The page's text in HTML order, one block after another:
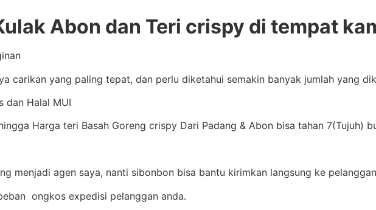
Abon dan Teri crispy di tempat
carikan yang paling tepat, dan perlu diketahui semakin banyak jumlah yang
dan Halal MUI
Harga teri Basah Goreng crispy Dari Padang & Abon bisa tahan 7(Tujuh)
menjadi agen saya, nanti sibonbon bisa bantu kirimkan langsung ke
ongkos expedisi pelanggan anda.